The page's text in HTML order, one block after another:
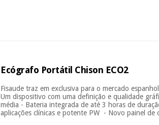
Ecógrafo Portátil Chison ECO2
Fisaude traz em exclusiva para o mercado
Um dispositivo com uma definição e qualidade
média - Bateria integrada de até 3 horas de
aplicações clínicas e potente PW - Novo painel